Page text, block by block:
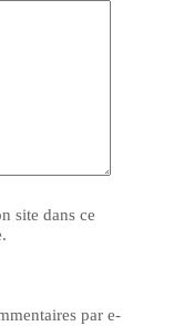
site dans ce
par e-